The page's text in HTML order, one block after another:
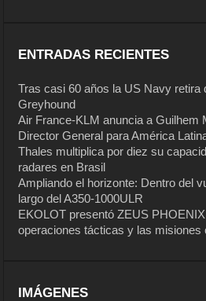
ENTRADAS RECIENTES
Tras casi 60 años la US Navy retira
Greyhound
Air France-KLM anuncia a Guilhem
Director General para América
Thales multiplica por diez su
radares en Brasil
Ampliando el horizonte: Dentro del
largo del A350-1000ULR
EKOLOT presentó ZEUS
operaciones tácticas y las misiones
IMÁGENES